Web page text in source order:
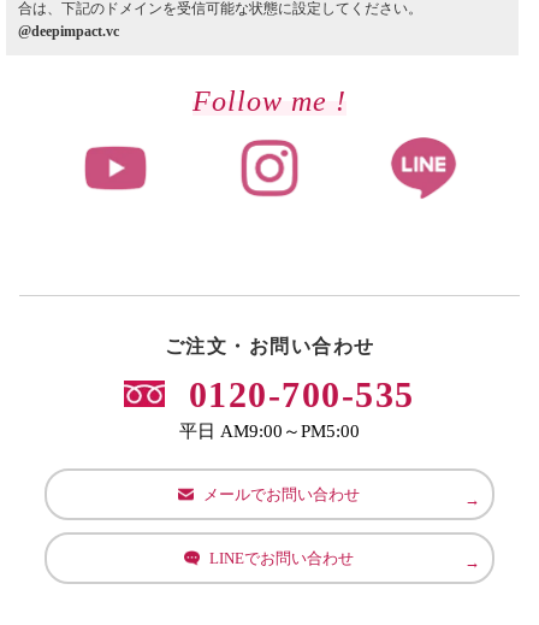
合は、下記のドメインを受信可能な状態に設定してください。
@deepimpact.vc
Follow me !
ご注文・お問い合わせ
0120-700-535
平日 AM9:00～PM5:00
メールでお問い合わせ
LINEでお問い合わせ